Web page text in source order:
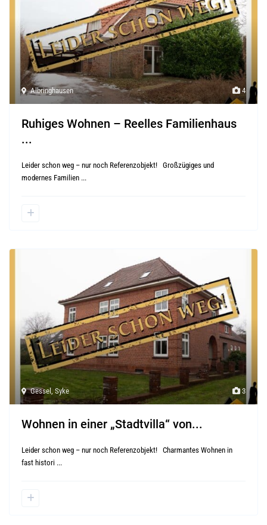
4
Albringhausen
Ruhiges Wohnen – Reelles Familienhaus
...
Leider schon weg – nur noch Referenzobjekt! Großzügiges und
modernes Familien ...
3
Gessel,Syke
Wohnen in einer „Stadtvilla“ von...
Leider schon weg – nur noch Referenzobjekt! Charmantes Wohnen in
fast histori ...